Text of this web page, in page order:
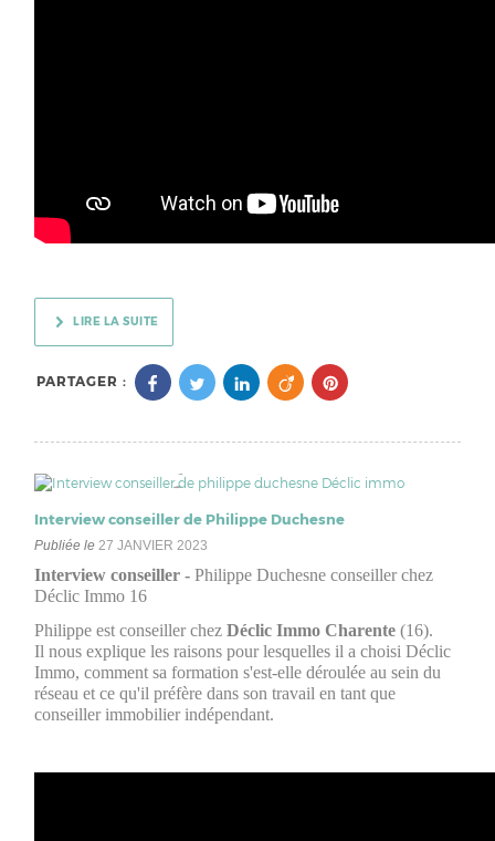
LIRE LA SUITE
PARTAGER :
Interview conseiller de Philippe Duchesne
Publiée le27 JANVIER 2023
Interview conseiller - Philippe Duchesne conseiller chez
Déclic Immo 16
Philippe est conseiller chezDéclic Immo Charente (16).
Il nous explique les raisons pour lesquelles il a choisi Déclic
Immo, comment sa formation s'est-elle déroulée au sein du
réseau et ce qu'il préfère dans son travail en tant que
conseiller immobilier indépendant.